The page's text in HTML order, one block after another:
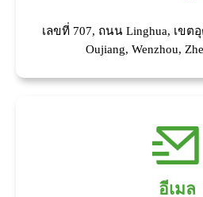
เลขที่ 707, ถนน Linghua, เข
Oujiang, Wenzhou,
อีเมล